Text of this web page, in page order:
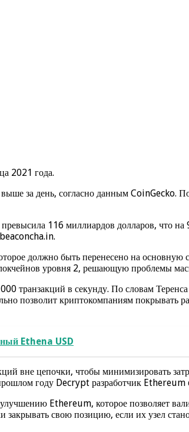
2021 года.
за день, согласно данным CoinGecko.
116 миллиардов долларов, что на
должно быть перенесено на основную
уровня 2, решающую проблемы
транзакций в секунду. По словам
позволит криптокомпаниям покрывать
Ethena USD
вне цепочки, чтобы минимизировать
году Decrypt разработчик
Ethereum, которое позволяет
свою позицию, если их узел